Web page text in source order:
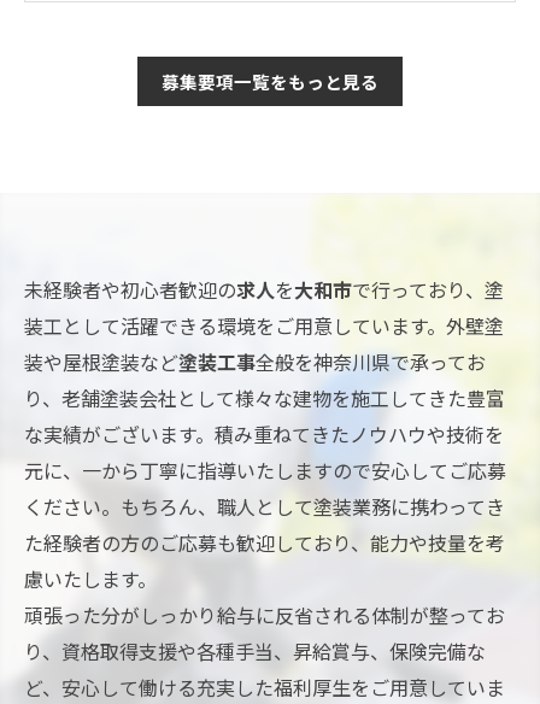
募集要項一覧をもっと見る
未経験者や初心者歓迎の求人を大和市で行っており、塗
装工として活躍できる環境をご用意しています。外壁塗
装や屋根塗装など塗装工事全般を神奈川県で承ってお
り、老舗塗装会社として様々な建物を施工してきた豊富
な実績がございます。積み重ねてきたノウハウや技術を
元に、一から丁寧に指導いたしますので安心してご応募
ください。もちろん、職人として塗装業務に携わってき
た経験者の方のご応募も歓迎しており、能力や技量を考
慮いたします。
頑張った分がしっかり給与に反省される体制が整ってお
り、資格取得支援や各種手当、昇給賞与、保険完備な
ど、安心して働ける充実した福利厚生をご用意していま